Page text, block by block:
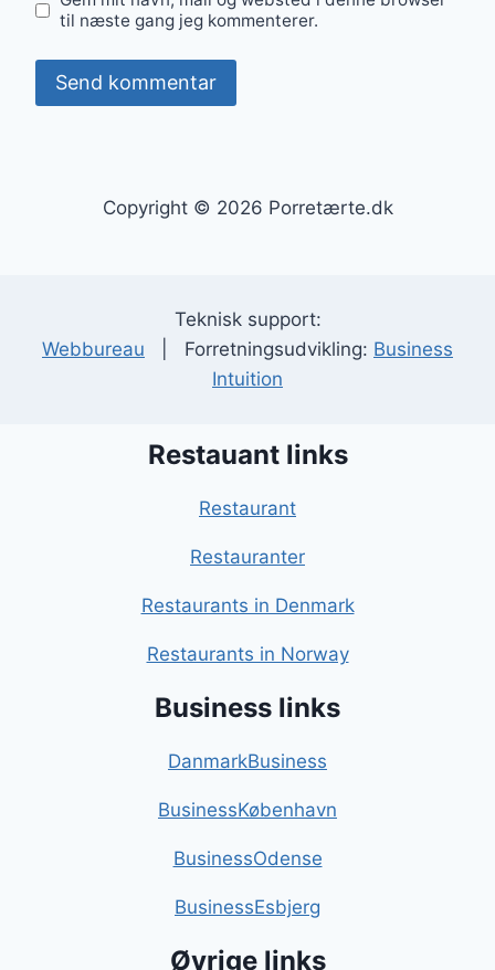
til næste gang jeg kommenterer.
Copyright © 2026 Porretærte.dk
Teknisk support:
Webbureau | Forretningsudvikling: Business
Intuition
Restauant links
Restaurant
Restauranter
Restaurants in Denmark
Restaurants in Norway
Business links
DanmarkBusiness
BusinessKøbenhavn
BusinessOdense
BusinessEsbjerg
Øvrige links